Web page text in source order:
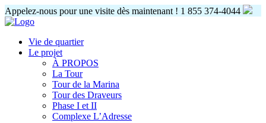
Appelez-nous pour une visite dès maintenant ! 1 855 374-4044
Vie de quartier
Le projet
À PROPOS
La Tour
Tour de la Marina
Tour des Draveurs
Phase I et II
Complexe L’Adresse